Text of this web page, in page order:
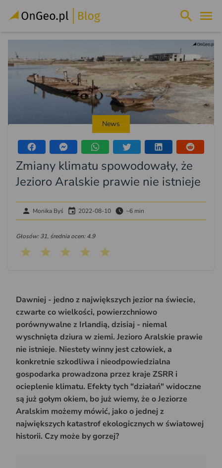
News
Zmiany klimatu spowodowały, że
Jezioro Aralskie prawie nie istnieje
Monika Byś 2022-08-10 ~6 min
Głosów: 31, średnia ocen: 4.9
Dawniej - jedno z największych jezior na świecie,
czwarte co wielkości, powierzchniowo
porównywalne z Irlandią, dzisiaj - niemal
wyschnięta dziura w ziemi. Jezioro Aralskie prawie
nie istnieje. Niestety winny jest człowiek, a
konkretnie szkodliwa i nieodpowiedzialna
gospodarka prowadzona przez kraje ZSRR i
ocieplenie klimatu. Efekty tych "działań" widoczne
są już gołym okiem, bo już wiemy, że o Jeziorze
Aralskim możemy mówić, jako o jednej z
największych katastrof ekologicznych w światowej
historii. Czy może by gorzej?